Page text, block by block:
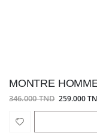
MONTRE
346.000 TND 259.000